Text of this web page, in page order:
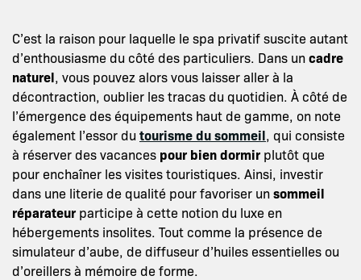
C’est la raison pour laquelle le spa privatif suscite autant
d’enthousiasme du côté des particuliers. Dans uncadre
naturel, vous pouvez alors vous laisser aller à la
décontraction, oublier les tracas du quotidien. À côté de
l’émergence des équipements haut de gamme, on note
également l’essor du tourisme du sommeil, qui consiste
à réserver des vacances pour bien dormir plutôt que
pour enchaîner les visites touristiques. Ainsi, investir
dans une literie de qualité pour favoriser unsommeil
réparateur participe à cette notion du luxe en
hébergements insolites. Tout comme la présence de
simulateur d’aube, de diffuseur d’huiles essentielles ou
d’oreillers à mémoire de forme.